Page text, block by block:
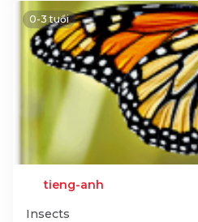
0-3 tuổi
tieng-anh
Insects